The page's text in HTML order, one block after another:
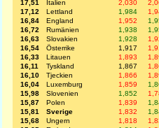
17,51
Italien 2,030
17,12
Lettland 1,984
16,84
England 1,952
16,72
Rumänien 1,938
16,63
Slovakien 1,928
16,54
Österrike 1,917
16,33
Litauen 1,893
16,11
Tyskland 1,867
16,10
Tjeckien 1,866
16,04
Luxemburg 1,859
15,98
Slovenien 1,852
15,87
Polen 1,839
15,81
Sverige 1,832
15,68
Ungern 1,818